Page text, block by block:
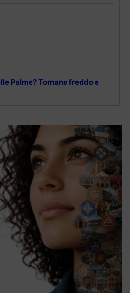
Palme? Tornano freddo e